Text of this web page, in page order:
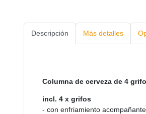
Descripción Más detalles
Columna de cerveza de 4
incl. 4 x grifos
- con enfriamiento